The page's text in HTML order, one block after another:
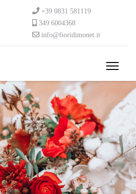
+39 0831 581119
349.6004368
info@fioridimonet.it